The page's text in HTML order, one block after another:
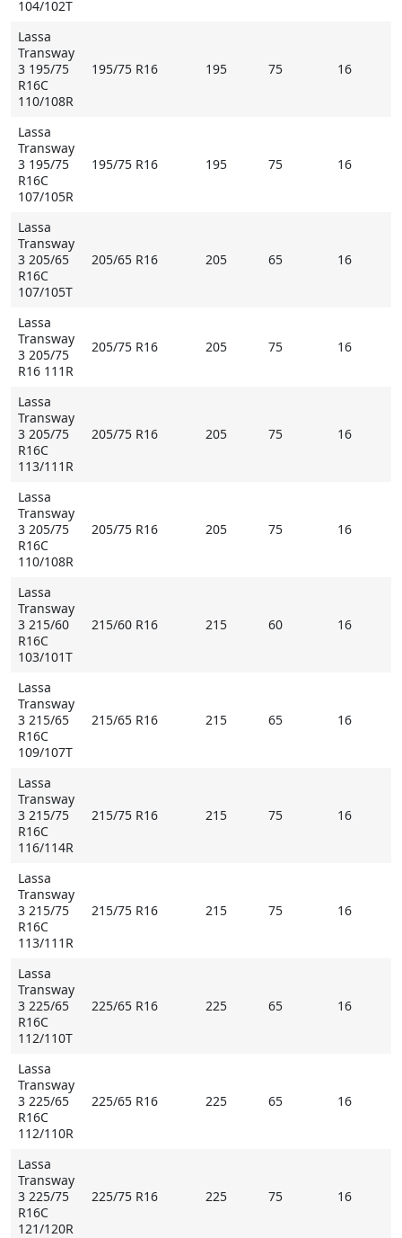
104/102T
Lassa
Transway
3 195/75
R16C
110/108R
195/75 R16 195 75 16
Lassa
Transway
3 195/75
R16C
107/105R
195/75 R16 195 75 16
Lassa
Transway
3 205/65
R16C
107/105T
205/65 R16 205 65 16
Lassa
Transway
3 205/75
R16 111R
205/75 R16 205 75 16
Lassa
Transway
3 205/75
R16C
113/111R
205/75 R16 205 75 16
Lassa
Transway
3 205/75
R16C
110/108R
205/75 R16 205 75 16
Lassa
Transway
3 215/60
R16C
103/101T
215/60 R16 215 60 16
Lassa
Transway
3 215/65
R16C
109/107T
215/65 R16 215 65 16
Lassa
Transway
3 215/75
R16C
116/114R
215/75 R16 215 75 16
Lassa
Transway
3 215/75
R16C
113/111R
215/75 R16 215 75 16
Lassa
Transway
3 225/65
R16C
112/110T
225/65 R16 225 65 16
Lassa
Transway
3 225/65
R16C
112/110R
225/65 R16 225 65 16
Lassa
Transway
3 225/75
R16C
121/120R
225/75 R16 225 75 16